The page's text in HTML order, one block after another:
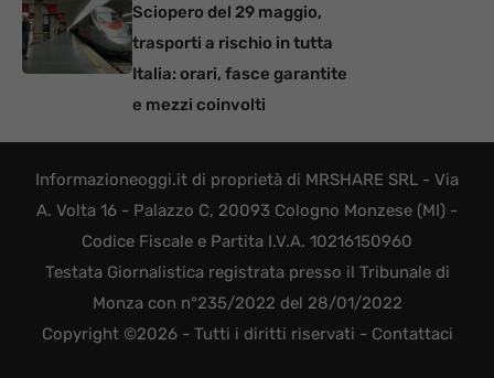
Sciopero del 29 maggio,
trasporti a rischio in tutta
Italia: orari, fasce garantite
e mezzi coinvolti
Informazioneoggi.it di proprietà di MRSHARE SRL - Via
A. Volta 16 - Palazzo C, 20093 Cologno Monzese (MI) -
Codice Fiscale e Partita I.V.A. 10216150960
Testata Giornalistica registrata presso il Tribunale di
Monza con n°235/2022 del 28/01/2022
Copyright ©2026 - Tutti i diritti riservati - Contattaci